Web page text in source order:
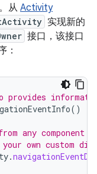
。从 Activity
实现新的
接口，该接口
：
provides
()
any component
own custom
.